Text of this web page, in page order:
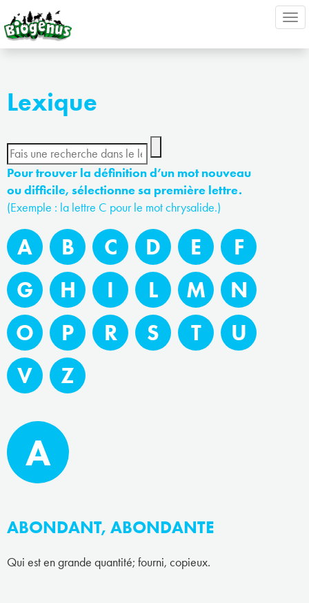
Lexique
Pour trouver la définition d’un mot nouveau
ou difficile, sélectionne sa première lettre.
(Exemple : la lettre C pour le mot chrysalide.)
A B C D E
F
G
H I L M
N
O
P R S T
U
V
Z
A
ABONDANT, ABONDANTE
Qui est en grande quantité; fourni, copieux.